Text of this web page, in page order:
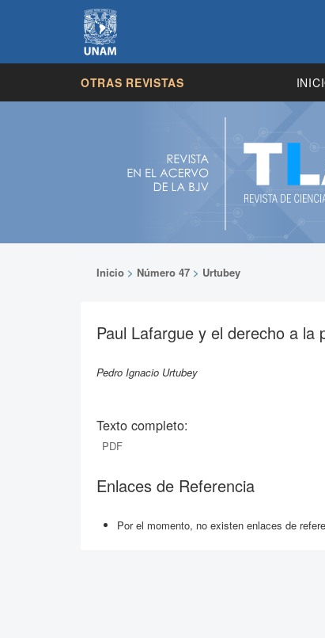
OTRAS REVISTAS
Inicio > Número 47 > Urtubey
Paul Lafargue y el derecho a
Pedro Ignacio Urtubey
Texto completo:
PDF
Enlaces de Referencia
Por el momento, no existen enlaces de